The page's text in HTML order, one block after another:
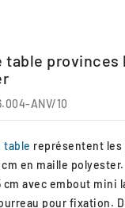
table provinces
ANV/10
table représentent les
cm en maille
cm avec embout mini
pour fixation.